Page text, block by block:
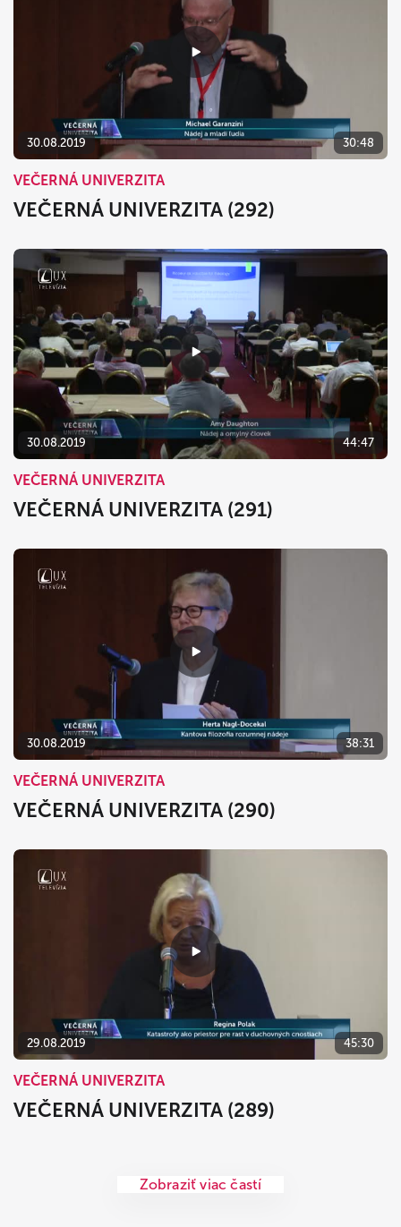
30.08.2019 30:48
VEČERNÁ UNIVERZITA
VEČERNÁ UNIVERZITA (292)
30.08.2019 44:47
VEČERNÁ UNIVERZITA
VEČERNÁ UNIVERZITA (291)
30.08.2019 38:31
VEČERNÁ UNIVERZITA
VEČERNÁ UNIVERZITA (290)
29.08.2019 45:30
VEČERNÁ UNIVERZITA
VEČERNÁ UNIVERZITA (289)
Zobraziť viac častí